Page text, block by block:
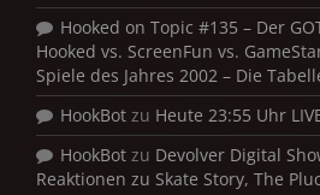
Hooked on Topic #135 – Der
Hooked vs. ScreenFun vs.
Spiele des Jahres 2002 – Die
HookBot zu Heute 23:55 Uhr
HookBot zu Devolver Digital
Reaktionen zu Skate Story, The